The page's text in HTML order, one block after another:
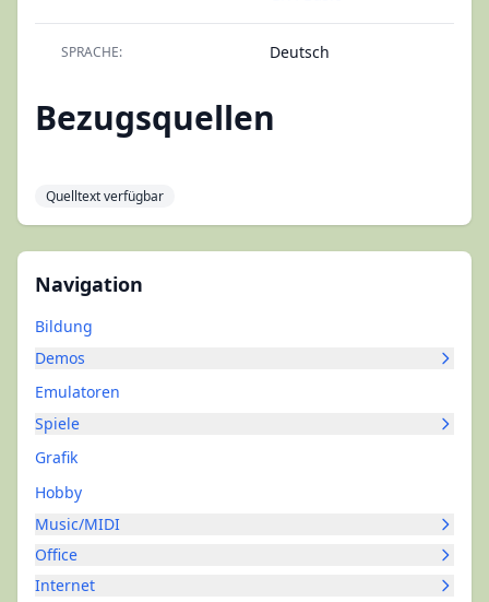
Navigation
Bildung
Demos
Emulatoren
Spiele
Grafik
Hobby
Music/MIDI
Office
Internet
SPRACHE: Deutsch
Bezugsquellen
Quelltext verfügbar